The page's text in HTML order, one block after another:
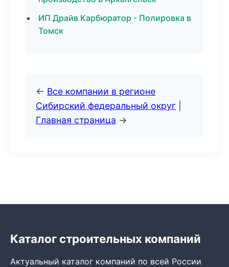
ИП Драйв Карбюратор - Полировка в
Томск
← Все компании в регионе
Сибирский федеральный округ
Главная страница →
Каталог строительных компаний
Актуальный каталог компаний по всей России